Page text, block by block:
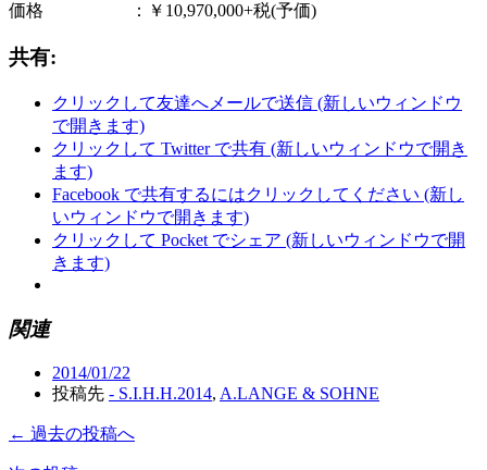
価格 ：￥10,970,000+税(予価)
共有:
クリックして友達へメールで送信 (新しいウィンドウ
で開きます)
クリックして Twitter で共有 (新しいウィンドウで開き
ます)
Facebook で共有するにはクリックしてください (新し
いウィンドウで開きます)
クリックして Pocket でシェア (新しいウィンドウで開
きます)
関連
2014/01/22
投稿先 - S.I.H.H.2014, A.LANGE & SOHNE
← 過去の投稿へ